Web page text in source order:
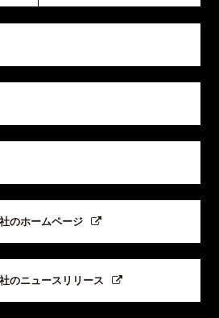
のホームページ
のニュースリリース